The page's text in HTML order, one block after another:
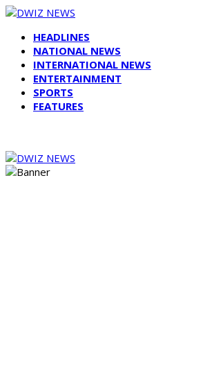
HEADLINES
NATIONAL NEWS
INTERNATIONAL NEWS
ENTERTAINMENT
SPORTS
FEATURES